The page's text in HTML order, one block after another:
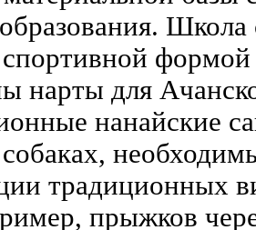
Школа
формой
нарты для
нанайские
традиционных
прыжков